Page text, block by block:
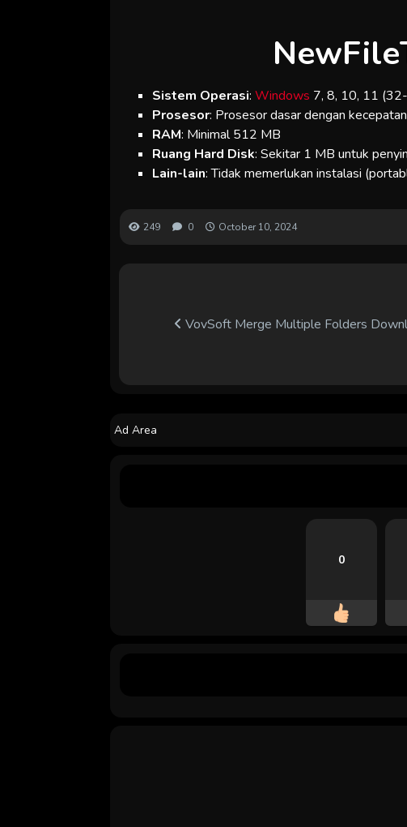
Sistem Operasi:Windows 7, 8, 10, 11
Prosesor: Prosesor dasar dengan
RAM: Minimal 512 MB
Ruang Hard Disk: Sekitar 1 MB untuk
Lain-lain: Tidak memerlukan instalasi
249 0 October 10, 2024
VovSoft Merge Multiple Folders
Ad Area
0